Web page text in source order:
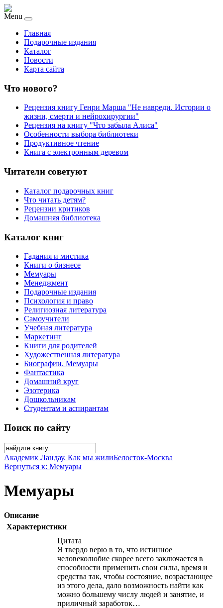
Menu
Главная
Подарочные издания
Каталог
Новости
Карта сайта
Что нового?
Рецензия книгу Генри Марша "Не навреди. Истории о
жизни, смерти и нейрохирургии"
Рецензия на книгу "Что забыла Алиса"
Особенности выбора библиотеки
Продуктивное чтение
Книга с электронным деревом
Читатели советуют
Каталог подарочных книг
Что читать детям?
Рецензии критиков
Домашняя библиотека
Каталог книг
Гадания и мистика
Книги о бизнесе
Мемуары
Менеджмент
Подарочные издания
Психология и право
Религиозная литература
Самоучители
Учебная литература
Маркетинг
Книги для родителей
Художественная литература
Биографии. Мемуары
Фантастика
Домашний круг
Эзотерика
Дошкольникам
Студентам и аспирантам
Поиск по сайту
Академик Ландау. Как мы жилиБелосток-Москва
Вернуться к: Мемуары
Мемуары
Описание
Характеристики
Цитата
Я твердо верю в то, что истинное
человеколюбие скорее всего заключается в
способности применить свои силы, время и
средства так, чтобы состояние, возрастающее
из этого дела, дало возможность найти как
можно большему числу людей и занятие, и
приличный заработок…